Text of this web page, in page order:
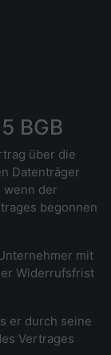
BGB
über die
Datenträger
wenn der
begonnen
mit
Widerrufsfrist
er durch seine
Vertrages